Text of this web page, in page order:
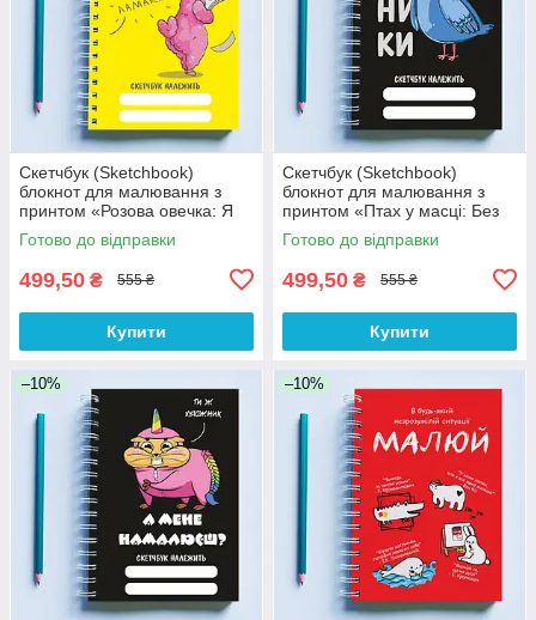
Скетчбук (Sketchbook)
блокнот для малювання з
принтом «Розова овечка: Я
не показую свої малюнки»
Готово до відправки
499,50 ₴ 555 ₴
Купити
Скетчбук (Sketchbook)
блокнот для малювання з
принтом «Птах у масці: Без
паніки»
Готово до відправки
499,50 ₴ 555 ₴
Купити
–10% –10%